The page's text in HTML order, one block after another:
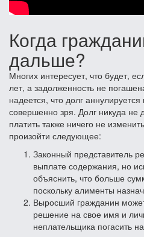
Когда
дальше?
Многих интересует, что будет,
лет, а задолженность не
надеется, что долг
совершенно зря. Долг никуда не
платить также ничего не
произойти следующее:
Законный представитель
выплате содержания, но
объяснить, что больше
поскольку алименты
Выросший гражданин
решение на свое имя и
неплательщика погасить